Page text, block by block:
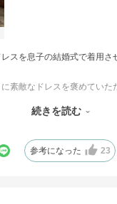
スを息子の結婚式で着用さ
素敵なドレスを褒めていた
せていただきたいと思いまし
日に華を添えていただき、心
続きを読む
参考になった 23